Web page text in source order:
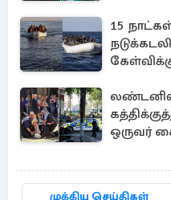
15
ஒருவர்
முக்கிய செய்திகள்